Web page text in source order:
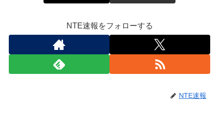
NTE速報をフォローする
NTE速報